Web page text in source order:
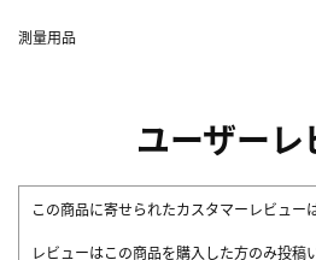
測量用品
ユーザーレ
この商品に寄せられたカスタマーレビュー
レビューはこの商品を購入した方のみ投稿